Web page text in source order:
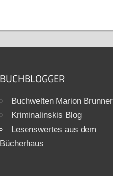
BUCHBLOGGER
Buchwelten Marion Brunner
Kriminalinskis Blog
Lesenswertes aus dem
Bücherhaus